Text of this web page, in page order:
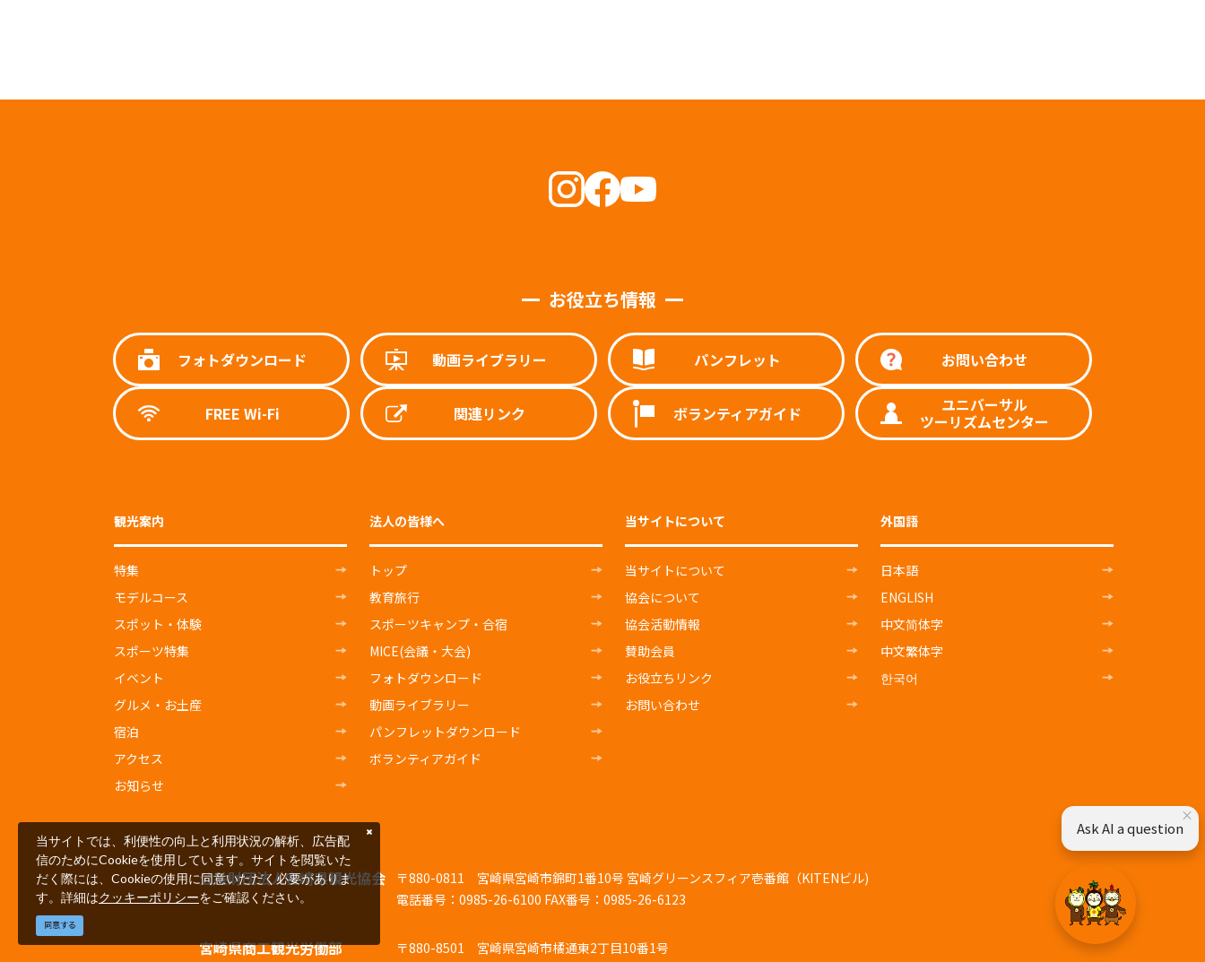
お役立ち情報
フォトダウンロード 動画ライブラリー パンフレット お問い合わせ
FREE Wi-Fi 関連リンク ボランティアガイド ユニバーサル
ツーリズムセンター
観光案内
特集
モデルコース
スポット・体験
スポーツ特集
イベント
グルメ・お土産
宿泊
アクセス
お知らせ
法人の皆様へ
トップ
教育旅行
スポーツキャンプ・合宿
MICE(会議・大会)
フォトダウンロード
動画ライブラリー
パンフレットダウンロード
ボランティアガイド
当サイトについて
当サイトについて
協会について
協会活動情報
賛助会員
お役立ちリンク
お問い合わせ
外国語
日本語
ENGLISH
中文简体字
中文繁体字
한국어
公益財団法人宮崎県観光協会 〒880-0811 宮崎県宮崎市錦町1番10号 宮崎グリーンスフィア壱番館（KITENビル)
電話番号：0985-26-6100 FAX番号：0985-26-6123
宮崎県商工観光労働部
〒880-8501 宮崎県宮崎市橘通東2丁目10番1号
当サイトでは、利便性の向上と利用状況の解析、広告配
信のためにCookieを使用しています。サイトを閲覧いた
だく際には、Cookieの使用に同意いただく必要がありま
す。詳細はクッキーポリシーをご確認ください。
同意する
×
Ask AI a question